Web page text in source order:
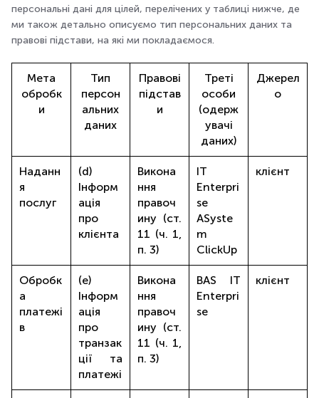
персональні дані для цілей, перелічених у таблиці нижче, де
ми також детально описуємо тип персональних даних та
правові підстави, на які ми покладаємося.
Мета
обробк
и
Тип
персон
альних
даних
Правові
підстав
и
Треті
особи
(одерж
увачі
даних)
Джерел
о
Наданн
я
послуг
(d)
Інформ
ація
про
клієнта
Викона
ння
правоч
ину (ст.
11 (ч. 1,
п. 3)
IT
Enterpri
se
ASyste
m
ClickUp
клієнт
Обробк
а
платежі
в
(e)
Інформ
ація
про
транзак
ції та
платежі
Викона
ння
правоч
ину (ст.
11 (ч. 1,
п. 3)
BAS IT
Enterpri
se
клієнт